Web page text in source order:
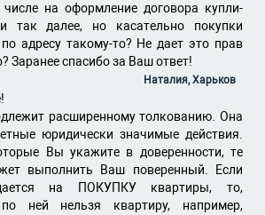
на оформление договора купли-
так далее, но касательно покупки
адресу такому-то? Не дает это прав
Заранее спасибо за Ваш ответ!
Наталия, Харьков
расширенному толкованию. Она
юридически значимые действия.
Вы укажите в доверенности, те
выполнить Ваш поверенный. Если
на ПОКУПКУ квартиры, то,
ней нельзя квартиру, например,